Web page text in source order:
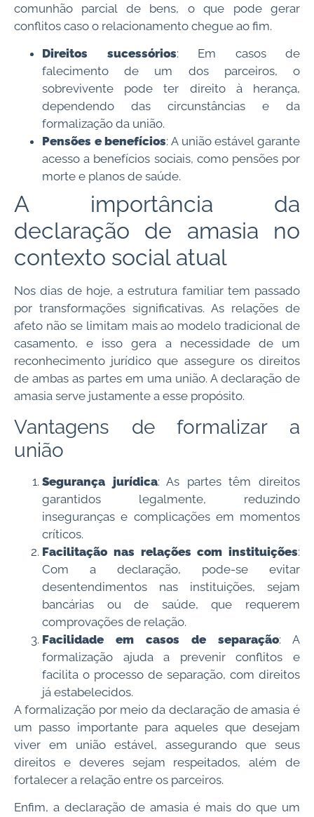
comunhão parcial de bens, o que pode gerar
conflitos caso o relacionamento chegue ao fim.
Direitos sucessórios: Em casos de
falecimento de um dos parceiros, o
sobrevivente pode ter direito à herança,
dependendo das circunstâncias e da
formalização da união.
Pensões e benefícios: A união estável garante
acesso a benefícios sociais, como pensões por
morte e planos de saúde.
A importância da
declaração de amasia no
contexto social atual
Nos dias de hoje, a estrutura familiar tem passado
por transformações significativas. As relações de
afeto não se limitam mais ao modelo tradicional de
casamento, e isso gera a necessidade de um
reconhecimento jurídico que assegure os direitos
de ambas as partes em uma união. A declaração de
amasia serve justamente a esse propósito.
Vantagens de formalizar a
união
Segurança jurídica: As partes têm direitos
garantidos legalmente, reduzindo
inseguranças e complicações em momentos
críticos.
Facilitação nas relações com instituições:
Com a declaração, pode-se evitar
desentendimentos nas instituições, sejam
bancárias ou de saúde, que requerem
comprovações de relação.
Facilidade em casos de separação: A
formalização ajuda a prevenir conflitos e
facilita o processo de separação, com direitos
já estabelecidos.
A formalização por meio da declaração de amasia é
um passo importante para aqueles que desejam
viver em união estável, assegurando que seus
direitos e deveres sejam respeitados, além de
fortalecer a relação entre os parceiros.
Enfim, a declaração de amasia é mais do que um